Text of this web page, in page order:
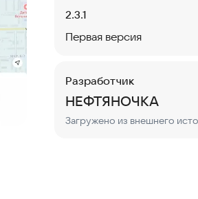
Версия:
2.3.1
Первая версия
Разработчик
НЕФТЯНОЧКА
Загружено из внешнего